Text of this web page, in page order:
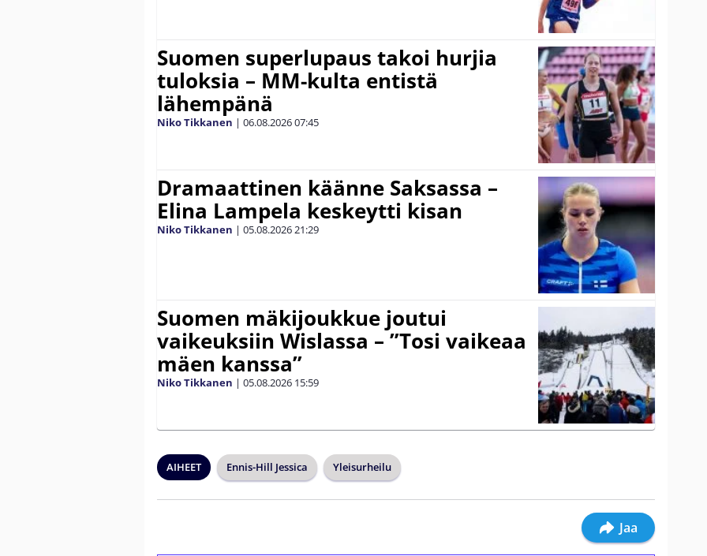
Suomen superlupaus takoi hurjia
tuloksia – MM-kulta entistä
lähempänä
Niko Tikkanen | 06.08.202607:45
Dramaattinen käänne Saksassa –
Elina Lampela keskeytti kisan
Niko Tikkanen | 05.08.202621:29
Suomen mäkijoukkue joutui
vaikeuksiin Wislassa – ”Tosi vaikeaa
mäen kanssa”
Niko Tikkanen | 05.08.2026 15:59
AIHEET Ennis-Hill Jessica Yleisurheilu
Jaa